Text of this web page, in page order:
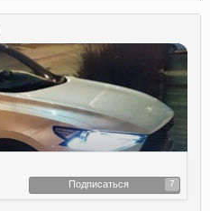
Подписаться 7